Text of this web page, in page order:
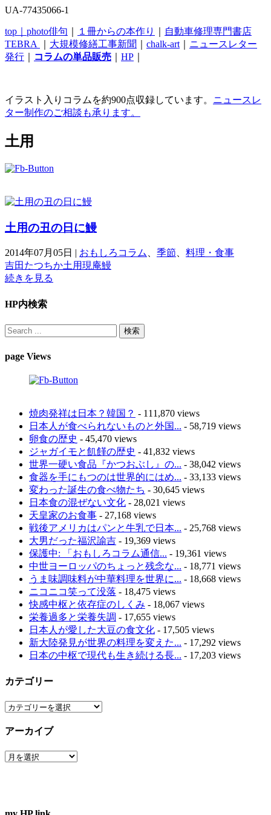
UA-77435066-1
top｜ photo俳句 １冊からの本作り
自動車修理専門書店
TEBRA
大規模修繕工事新聞 chalk-art
ニュースレター
発行
コラムの単品販売 HP
イラスト入りコラムを約900点収録しています。 ニュースレ
ター制作のご相談も承ります。
土用
土用の丑の日に鰻
2014年07月05日 | おもしろコラム 季節
料理・食事
吉田たつちか土用現庵鰻
続きを見る
HP内検索
page Views
焼肉発祥は日本？韓国？ - 111,870 views
日本人が食べられないものと外国... - 58,719 views
卵食の歴史 - 45,470 views
ジャガイモと飢饉の歴史 - 41,832 views
世界一硬い食品『かつおぶし』の... - 38,042 views
食器を手にもつのは世界的にはめ... - 33,133 views
変わった誕生の食べ物たち - 30,645 views
日本食の混ぜない文化 - 28,021 views
天皇家のお食事 - 27,168 views
戦後アメリカはパンと牛乳で日本... - 25,768 views
大男だった福沢諭吉 - 19,369 views
保護中: 「おもしろコラム通信... - 19,361 views
中世ヨーロッパのちょっと残念な... - 18,771 views
うま味調味料が中華料理を世界に... - 18,668 views
ニコニコ笑って没落 - 18,475 views
快感中枢と依存症のしくみ - 18,067 views
栄養過多と栄養失調 - 17,655 views
日本人が愛した大豆の食文化 - 17,505 views
新大陸発見が世界の料理を変えた... - 17,292 views
日本の中枢で現代も生き続ける長... - 17,203 views
カテゴリー
カ
ゴ
ー
アーカイブ
ア